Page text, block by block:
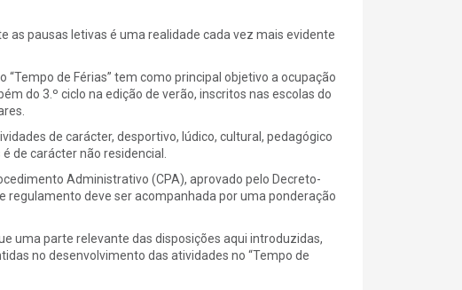
as pausas letivas é uma realidade cada vez mais evidente
de Férias” tem como principal objetivo a ocupação
do 3.º ciclo na edição de verão, inscritos nas escolas do
de carácter, desportivo, lúdico, cultural, pedagógico
de carácter não residencial.
Administrativo (CPA), aprovado pelo Decreto-
regulamento deve ser acompanhada por uma ponderação
uma parte relevante das disposições aqui introduzidas,
no desenvolvimento das atividades no “Tempo de